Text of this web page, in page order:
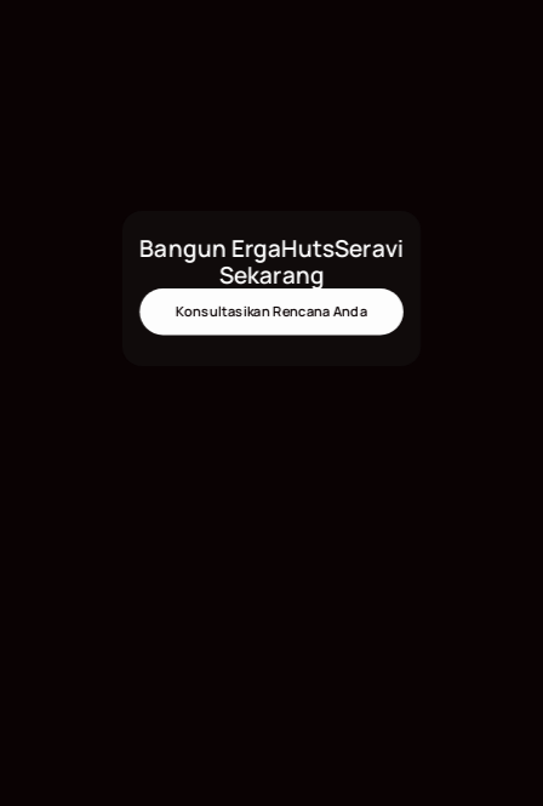
Bangun ErgaHuts Sekarang
Bangun ErgaHutsSeravi
Sekarang
Konsultasikan Rencana Anda